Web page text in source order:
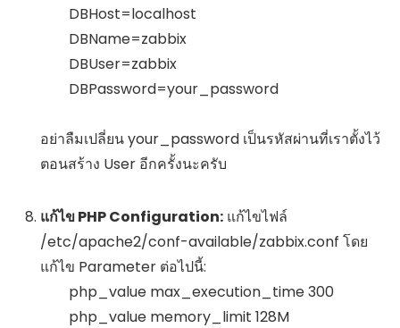
        DBHost=localhost
        DBName=zabbix
        DBUser=zabbix
        DBPassword=your_password
อย่าลืมเปลี่ยนyour_password เป็นรหัสผ่านที่เราตั้งไว้
ตอนสร้าง User อีกครั้งนะครับ
แก้ไข PHP Configuration: แก้ไขไฟล์
/etc/apache2/conf-available/zabbix.conf โดย
แก้ไข Parameter ต่อไปนี้:
        php_value max_execution_time 300
        php_value memory_limit 128M